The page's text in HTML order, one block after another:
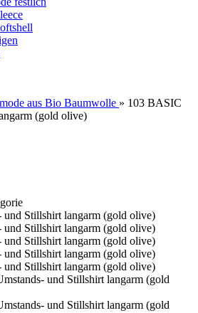
aus Bio Baumwolle » 103 BASIC
(gold olive)